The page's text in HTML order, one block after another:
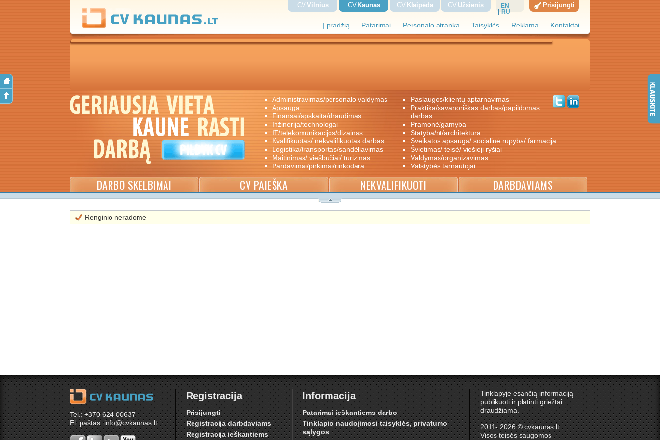
Į pradžią Patarimai Personalo atranka Taisyklės Reklama Kontaktai
CV Vilnius CV Kaunas CV Klaipėda CV Užsienis
EN
RU
Prisijungti
administravimas/personalo valdymas
apsauga
finansai/apskaita/draudimas
inžinerija/technologai
IT/telekomunikacijos/dizainas
kvalifikuotas/ nekvalifikuotas darbas
logistika/transportas/sandėliavimas
maitinimas/ viešbučiai/ turizmas
pardavimai/pirkimai/rinkodara
paslaugos/klientų aptarnavimas
praktika/savanoriškas darbas/papildomas
darbas
pramonė/gamyba
statyba/nt/architektūra
sveikatos apsauga/ socialinė rūpyba/ farmacija
švietimas/ teisė/ viešieji ryšiai
valdymas/organizavimas
valstybės tarnautojai
DARBO SKELBIMAI CV PAIEŠKA NEKVALIFIKUOTI DARBDAVIAMS
Renginio neradome
Tel.: +370 624 00637
El. paštas: info@cvkaunas.lt
Registracija
Prisijungti
Registracija darbdaviams
Registracija ieškantiems
Informacija
Patarimai ieškantiems darbo
Tinklapio naudojimosi taisyklės, privatumo
sąlygos
Tinklapyje esančią informaciją
publikuoti ir platinti griežtai
draudžiama.
2011- 2026 © cvkaunas.lt
Visos teisės saugomos